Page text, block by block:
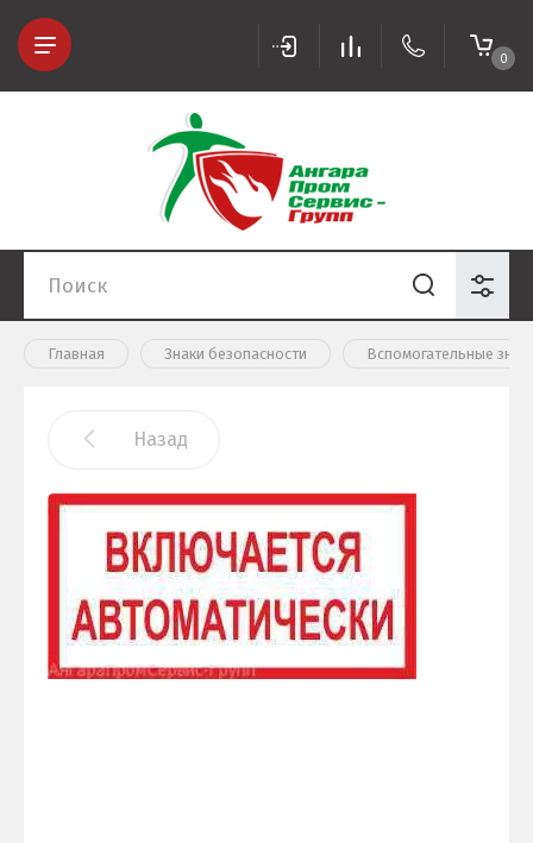
0
Главная Знаки безопасности Вспомогательные
Назад